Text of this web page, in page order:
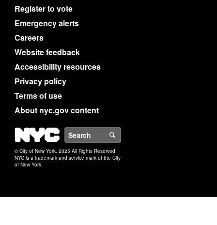
Register to vote
Emergency alerts
Careers
Website feedback
Accessibility resources
Privacy policy
Terms of use
About nyc.gov content
NYC
© City of New York. 2025 All Rights Reserved.
NYC is a trademark and service mark of the City
of New York.